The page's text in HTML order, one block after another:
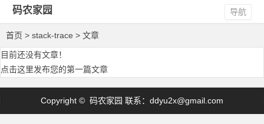
码农家园 导航
首页 > stack-trace > 文章
目前还没有文章！
点击这里发布您的第一篇文章
Copyright © 码农家园 联系： ddyu2x@gmail.com